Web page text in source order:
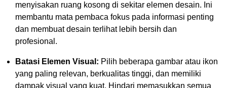
menyisakan ruang kosong di sekitar elemen desain. Ini
membantu mata pembaca fokus pada informasi penting
dan membuat desain terlihat lebih bersih dan
profesional.
Batasi Elemen Visual: Pilih beberapa gambar atau ikon
yang paling relevan, berkualitas tinggi, dan memiliki
dampak visual yang kuat. Hindari memasukkan semua